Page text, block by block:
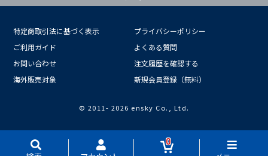
0
特定商取引法に基づく表示
プライバシーポリシー
ご利用ガイド
よくある質問
お問い合わせ
注文履歴を確認する
海外販売対象
新規会員登録（無料）
© 2011- 2026 ensky Co., Ltd.